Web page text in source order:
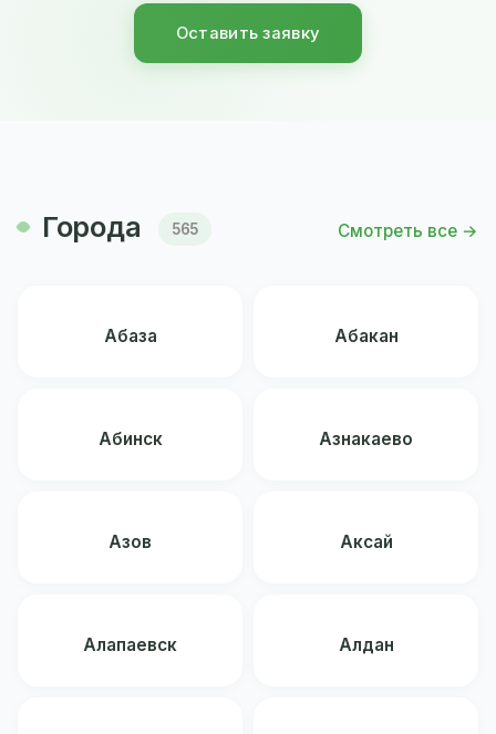
Оставить заявку
Города 565 Смотреть все →
Абаза Абакан
Абинск Азнакаево
Азов Аксай
Алапаевск Алдан